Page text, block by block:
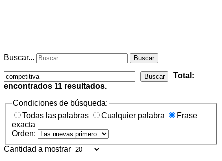
Buscar... Buscar
Buscar
Total:
encontrados 11 resultados.
Condiciones de búsqueda:
Todas las palabras
Cualquier palabra
Frase
exacta
Orden:
Cantidad a mostrar